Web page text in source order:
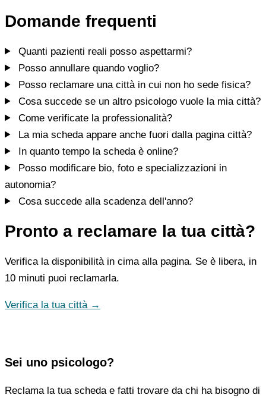
Domande frequenti
Quanti pazienti reali posso aspettarmi?
Posso annullare quando voglio?
Posso reclamare una città in cui non ho sede fisica?
Cosa succede se un altro psicologo vuole la mia città?
Come verificate la professionalità?
La mia scheda appare anche fuori dalla pagina città?
In quanto tempo la scheda è online?
Posso modificare bio, foto e specializzazioni in
autonomia?
Cosa succede alla scadenza dell'anno?
Pronto a reclamare la tua città?
Verifica la disponibilità in cima alla pagina. Se è libera, in
10 minuti puoi reclamarla.
Verifica la tua città →
Sei uno psicologo?
Reclama la tua scheda e fatti trovare da chi ha bisogno di